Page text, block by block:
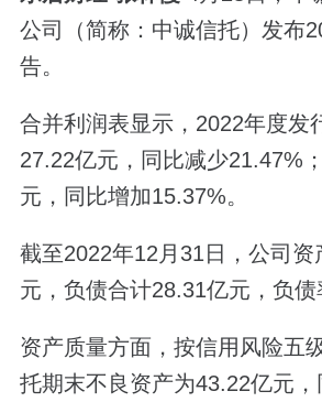
公司（简称：中诚信托）发布
告。
合并利润表显示，2022年度发
27.22亿元，同比减少21.47%
元，同比增加15.37%。
截至2022年12月31日，公司
元，负债合计28.31亿元，负债
资产质量方面，按信用风险五
托期末不良资产为43.22亿元